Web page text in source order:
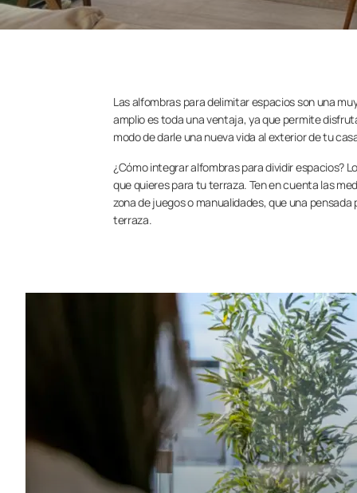
Las alfombras para delimitar espacios son una
amplio es toda una ventaja, ya que permite
modo de darle una nueva vida al exterior de tu
¿Cómo integrar alfombras para dividir espacios?
que quieres para tu terraza. Ten en cuenta las
zona de juegos o manualidades, que una
terraza.